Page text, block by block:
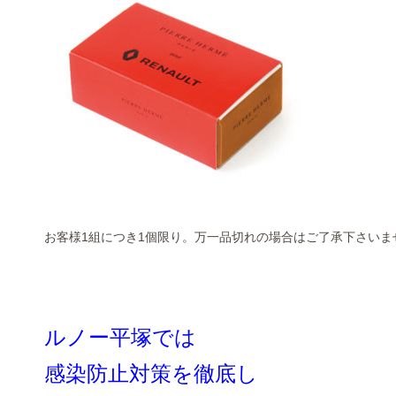
お客様1組につき1個限り。万一品切れの場合はご了承下さいま
ルノー平塚では
感染防止対策を徹底し